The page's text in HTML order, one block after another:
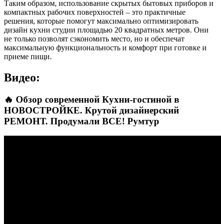
Таким образом, использование скрытых бытовых приборов и
компактных рабочих поверхностей – это практичные
решения, которые помогут максимально оптимизировать
дизайн кухни студии площадью 20 квадратных метров. Они
не только позволят сэкономить место, но и обеспечат
максимальную функциональность и комфорт при готовке и
приеме пищи.
Видео:
🔥 Обзор современной Кухни-гостиной в
НОВОСТРОЙКЕ. Крутой дизайнерский
РЕМОНТ. Продумали ВСЕ! Румтур